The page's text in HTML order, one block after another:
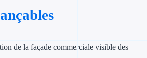
de la façade commerciale visible des